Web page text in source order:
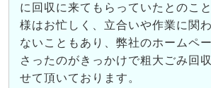
に回収に来てもらっていたとのこ
様はお忙しく、立合いや作業に関
ないこともあり、弊社のホームペ
さったのがきっかけで粗大ごみ回
せて頂いております。